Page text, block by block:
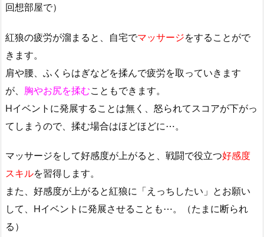
回想部屋で）
紅狼の疲労が溜まると、自宅でマッサージをすることがで
きます。
肩や腰、ふくらはぎなどを揉んで疲労を取っていきます
が、 胸やお尻を揉むこともできます。
Hイベントに発展することは無く、怒られてスコアが下がっ
てしまうので、揉む場合はほどほどに⋯。
マッサージをして好感度が上がると、戦闘で役立つ好感度
スキルを習得します。
また、好感度が上がると紅狼に「えっちしたい」とお願い
して、Hイベントに発展させることも⋯。（たまに断られ
る）